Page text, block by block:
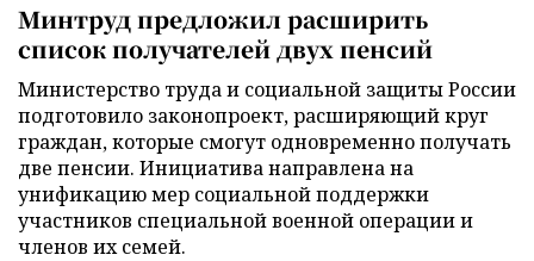
Минтруд предложил расширить
список получателей двух пенсий
Министерство труда и социальной защиты России
подготовило законопроект, расширяющий круг
граждан, которые смогут одновременно получать
две пенсии. Инициатива направлена на
унификацию мер социальной поддержки
участников специальной военной операции и
членов их семей.